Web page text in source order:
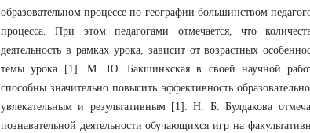
образовательном процессе по географии большинством
процесса. При этом педагогами отмечается, что
деятельность в рамках урока, зависит от возрастных
темы урока [1]. М. Ю. Бакшинкская в своей научной
способны значительно повысить эффективность
увлекательным и результативным [1]. Н. Б. Булдакова
познавательной деятельности обучающихся игр на